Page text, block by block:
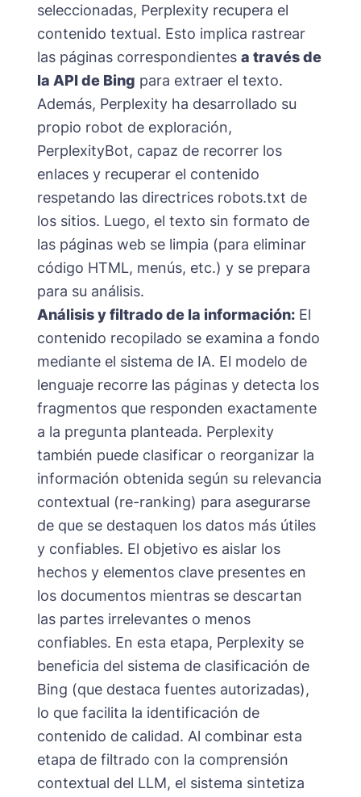
seleccionadas, Perplexity recupera el
contenido textual. Esto implica rastrear
las páginas correspondientes a través de
la API de Bing para extraer el texto.
Además, Perplexity ha desarrollado su
propio robot de exploración,
PerplexityBot, capaz de recorrer los
enlaces y recuperar el contenido
respetando las directrices robots.txt de
los sitios. Luego, el texto sin formato de
las páginas web se limpia (para eliminar
código HTML, menús, etc.) y se prepara
para su análisis.
Análisis y filtrado de la información: El
contenido recopilado se examina a fondo
mediante el sistema de IA. El modelo de
lenguaje recorre las páginas y detecta los
fragmentos que responden exactamente
a la pregunta planteada. Perplexity
también puede clasificar o reorganizar la
información obtenida según su relevancia
contextual (re-ranking) para asegurarse
de que se destaquen los datos más útiles
y confiables. El objetivo es aislar los
hechos y elementos clave presentes en
los documentos mientras se descartan
las partes irrelevantes o menos
confiables. En esta etapa, Perplexity se
beneficia del sistema de clasificación de
Bing (que destaca fuentes autorizadas),
lo que facilita la identificación de
contenido de calidad. Al combinar esta
etapa de filtrado con la comprensión
contextual del LLM, el sistema sintetiza